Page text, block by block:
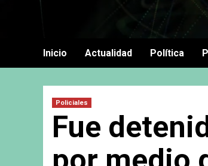
Inicio Actualidad Política
Policiales
Fue